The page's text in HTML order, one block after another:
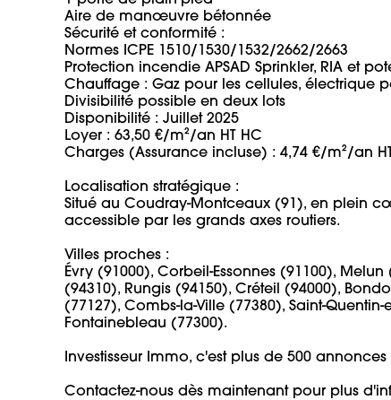
Aire de manœuvre bétonnée
Sécurité et conformité :
Normes ICPE 1510/1530/1532/2662/2663
Protection incendie APSAD Sprinkler, RIA et
Chauffage : Gaz pour les cellules, électrique
Divisibilité possible en deux lots
Disponibilité : Juillet 2025
Loyer : 63,50 €/m²/an HT HC
Charges (Assurance incluse) : 4,74 €/m²/an
Localisation stratégique :
Situé au Coudray-Montceaux (91), en plein
accessible par les grands axes routiers.
Villes proches :
Évry (91000), Corbeil-Essonnes (91100),
(94310), Rungis (94150), Créteil (94000),
(77127), Combs-la-Ville (77380), Saint-
Fontainebleau (77300).
Investisseur Immo, c'est plus de 500
Contactez-nous dès maintenant pour plus